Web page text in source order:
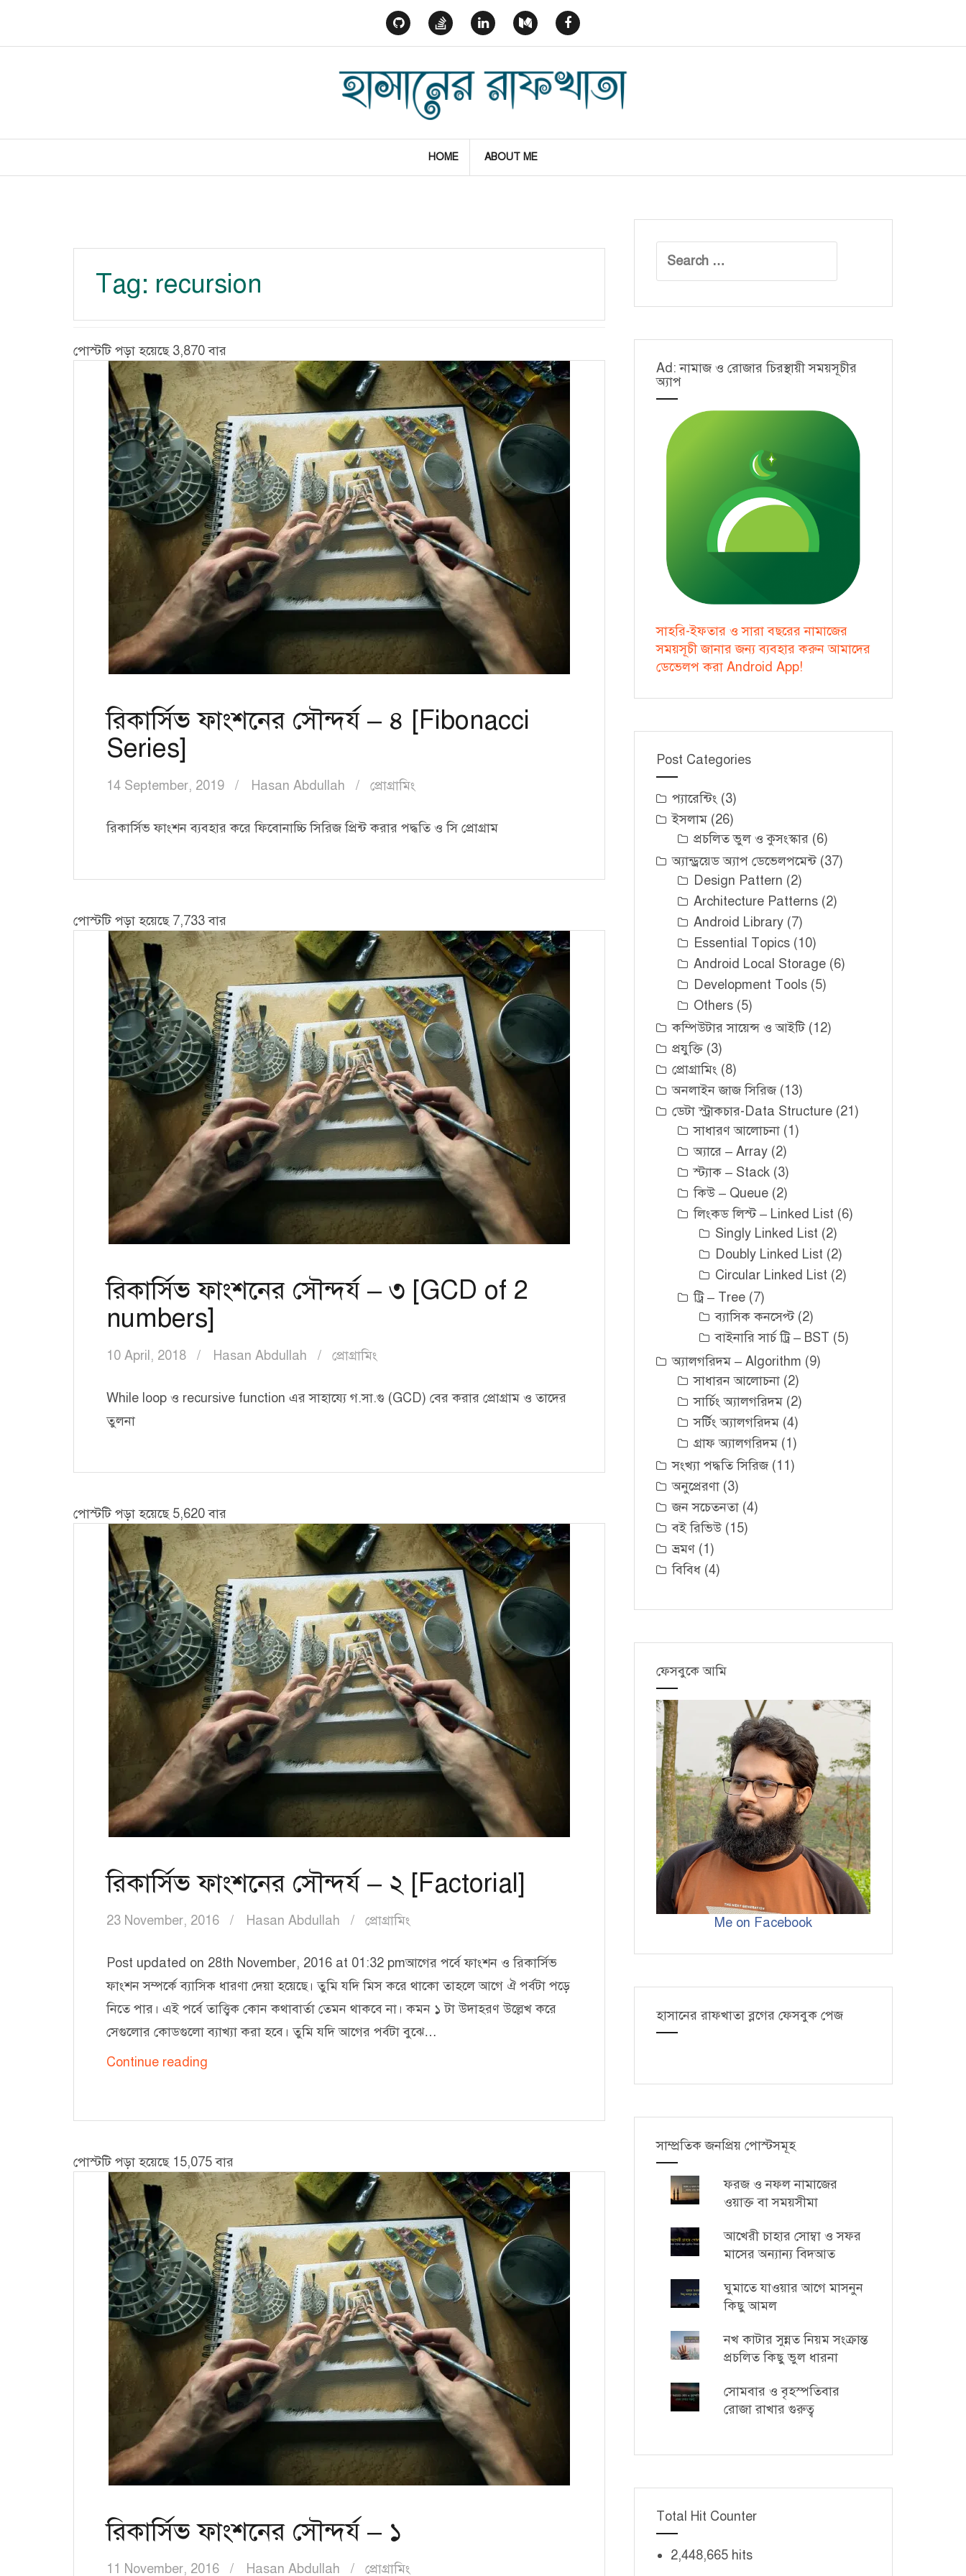
content
HOME ABOUT ME
Tag: recursion
পোস্টটি পড়া হয়েছে 3,870 বার
রিকার্সিভ ফাংশনের সৌন্দর্য – ৪ [Fibonacci
Series]
14 September, 2019 Hasan Abdullah প্রোগ্রামিং
রিকার্সিভ ফাংশন ব্যবহার করে ফিবোনাচ্চি সিরিজ প্রিন্ট করার পদ্ধতি ও সি প্রোগ্রাম
পোস্টটি পড়া হয়েছে 7,733 বার
রিকার্সিভ ফাংশনের সৌন্দর্য – ৩ [GCD of 2
numbers]
10 April, 2018 Hasan Abdullah প্রোগ্রামিং
While loop ও recursive function এর সাহায্যে গ.সা.গু (GCD) বের করার প্রোগ্রাম ও তাদের
তুলনা
পোস্টটি পড়া হয়েছে 5,620 বার
রিকার্সিভ ফাংশনের সৌন্দর্য – ২ [Factorial]
23 November, 2016 Hasan Abdullah প্রোগ্রামিং
Post updated on 28th November, 2016 at 01:32 pmআগের পর্বে ফাংশন ও রিকার্সিভ
ফাংশন সম্পর্কে ব্যাসিক ধারণা দেয়া হয়েছে। তুমি যদি মিস করে থাকো তাহলে আগে ঐ পর্বটা পড়ে
নিতে পার। এই পর্বে তাত্ত্বিক কোন কথাবার্তা তেমন থাকবে না। কমন ১ টা উদাহরণ উল্লেখ করে
সেগুলোর কোডগুলো ব্যাখ্যা করা হবে। তুমি যদি আগের পর্বটা বুঝে…
Continue reading
২
[Factorial]
পোস্টটি পড়া হয়েছে 15,075 বার
রিকার্সিভ ফাংশনের সৌন্দর্য – ১
11 November, 2016 Hasan Abdullah প্রোগ্রামিং
for:
Ad: নামাজ ও রোজার চিরস্থায়ী সময়সূচীর
অ্যাপ
সাহরি-ইফতার ও সারা বছরের নামাজের
সময়সূচী জানার জন্য ব্যবহার করুন আমাদের
ডেভেলপ করা Android App!
Post Categories
প্যারেন্টিং (3)
ইসলাম (26)
প্রচলিত ভুল ও কুসংস্কার (6)
অ্যান্ড্রয়েড অ্যাপ ডেভেলপমেন্ট(37)
Design Pattern (2)
Architecture Patterns (2)
Android Library (7)
Essential Topics (10)
Android Local Storage (6)
Development Tools (5)
Others (5)
কম্পিউটার সায়েন্স ও আইটি(12)
প্রযুক্তি (3)
প্রোগ্রামিং (8)
অনলাইন জাজ সিরিজ (13)
ডেটা স্ট্রাকচার-Data Structure (21)
সাধারণ আলোচনা (1)
অ্যারে – Array (2)
স্ট্যাক – Stack (3)
কিউ – Queue (2)
লিংকড লিস্ট – Linked List (6)
Singly Linked List (2)
Doubly Linked List (2)
Circular Linked List (2)
ট্রি – Tree (7)
ব্যাসিক কনসেপ্ট(2)
বাইনারি সার্চ ট্রি – BST (5)
অ্যালগরিদম – Algorithm (9)
সাধারন আলোচনা (2)
সার্চিং অ্যালগরিদম (2)
সর্টিং অ্যালগরিদম (4)
গ্রাফ অ্যালগরিদম (1)
সংখ্যা পদ্ধতি সিরিজ (11)
অনুপ্রেরণা (3)
জন সচেতনতা (4)
বই রিভিউ (15)
ভ্রমণ (1)
বিবিধ (4)
ফেসবুকে আমি
Me on Facebook
হাসানের রাফখাতা ব্লগের ফেসবুক পেজ
সাম্প্রতিক জনপ্রিয় পোস্টসমূহ
ফরজ ও নফল নামাজের
ওয়াক্ত বা সময়সীমা
আখেরী চাহার সোম্বা ও সফর
মাসের অন্যান্য বিদআত
ঘুমাতে যাওয়ার আগে মাসনুন
কিছু আমল
নখ কাটার সুন্নত নিয়ম সংক্রান্ত
প্রচলিত কিছু ভুল ধারনা
সোমবার ও বৃহস্পতিবার
রোজা রাখার গুরুত্ব
Total Hit Counter
2,448,665 hits